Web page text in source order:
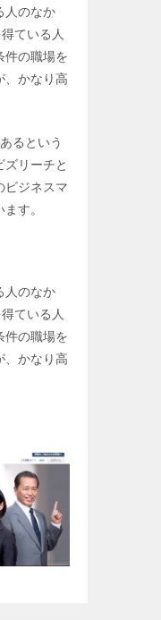
人のなか
ている人
件の職場を
、かなり高
るという
リーチと
ビジネスマ
す。
人のなか
ている人
件の職場を
、かなり高